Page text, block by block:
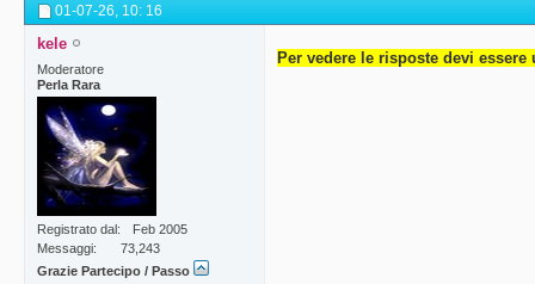
01-07-26, 10: 16
kele
Moderatore
Perla Rara
Registrato dal
Feb 2005
Messaggi
73,243
Grazie Partecipo / Passo
Per vedere le risposte devi essere